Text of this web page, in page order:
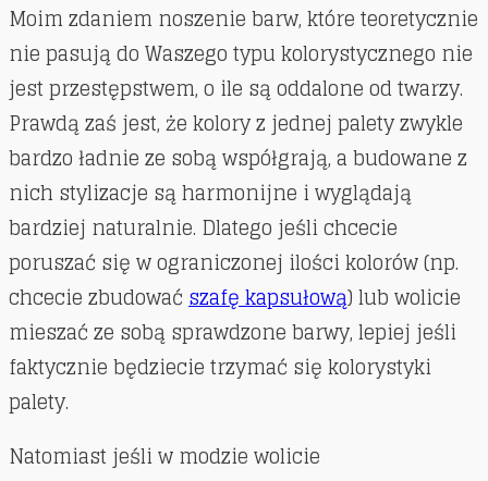
Moim zdaniem noszenie barw, które teoretycznie
nie pasują do Waszego typu kolorystycznego nie
jest przestępstwem, o ile są oddalone od twarzy.
Prawdą zaś jest, że kolory z jednej palety zwykle
bardzo ładnie ze sobą współgrają, a budowane z
nich stylizacje są harmonijne i wyglądają
bardziej naturalnie. Dlatego jeśli chcecie
poruszać się w ograniczonej ilości kolorów (np.
chcecie zbudowaćszafę kapsułową) lub wolicie
mieszać ze sobą sprawdzone barwy, lepiej jeśli
faktycznie będziecie trzymać się kolorystyki
palety.
Natomiast jeśli w modzie wolicie